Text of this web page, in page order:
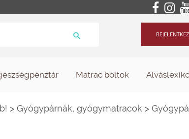
Matrac boltok
> Gyógypárnák, gyógymatracok >